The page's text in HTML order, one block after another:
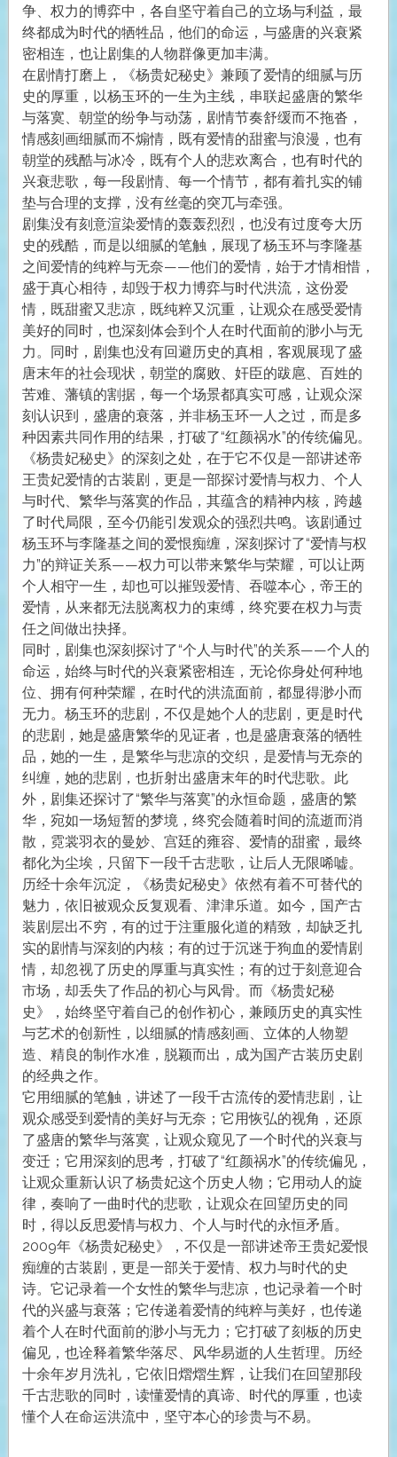
争、权力的博弈中，各自坚守着自己的立场与利益，最
终都成为时代的牺牲品，他们的命运，与盛唐的兴衰紧
密相连，也让剧集的人物群像更加丰满。
在剧情打磨上，《杨贵妃秘史》兼顾了爱情的细腻与历
史的厚重，以杨玉环的一生为主线，串联起盛唐的繁华
与落寞、朝堂的纷争与动荡，剧情节奏舒缓而不拖沓，
情感刻画细腻而不煽情，既有爱情的甜蜜与浪漫，也有
朝堂的残酷与冰冷，既有个人的悲欢离合，也有时代的
兴衰悲歌，每一段剧情、每一个情节，都有着扎实的铺
垫与合理的支撑，没有丝毫的突兀与牵强。
剧集没有刻意渲染爱情的轰轰烈烈，也没有过度夸大历
史的残酷，而是以细腻的笔触，展现了杨玉环与李隆基
之间爱情的纯粹与无奈——他们的爱情，始于才情相惜，
盛于真心相待，却毁于权力博弈与时代洪流，这份爱
情，既甜蜜又悲凉，既纯粹又沉重，让观众在感受爱情
美好的同时，也深刻体会到个人在时代面前的渺小与无
力。同时，剧集也没有回避历史的真相，客观展现了盛
唐末年的社会现状，朝堂的腐败、奸臣的跋扈、百姓的
苦难、藩镇的割据，每一个场景都真实可感，让观众深
刻认识到，盛唐的衰落，并非杨玉环一人之过，而是多
种因素共同作用的结果，打破了“红颜祸水”的传统偏见。
《杨贵妃秘史》的深刻之处，在于它不仅是一部讲述帝
王贵妃爱情的古装剧，更是一部探讨爱情与权力、个人
与时代、繁华与落寞的作品，其蕴含的精神内核，跨越
了时代局限，至今仍能引发观众的强烈共鸣。该剧通过
杨玉环与李隆基之间的爱恨痴缠，深刻探讨了“爱情与权
力”的辩证关系——权力可以带来繁华与荣耀，可以让两
个人相守一生，却也可以摧毁爱情、吞噬本心，帝王的
爱情，从来都无法脱离权力的束缚，终究要在权力与责
任之间做出抉择。
同时，剧集也深刻探讨了“个人与时代”的关系——个人的
命运，始终与时代的兴衰紧密相连，无论你身处何种地
位、拥有何种荣耀，在时代的洪流面前，都显得渺小而
无力。杨玉环的悲剧，不仅是她个人的悲剧，更是时代
的悲剧，她是盛唐繁华的见证者，也是盛唐衰落的牺牲
品，她的一生，是繁华与悲凉的交织，是爱情与无奈的
纠缠，她的悲剧，也折射出盛唐末年的时代悲歌。此
外，剧集还探讨了“繁华与落寞”的永恒命题，盛唐的繁
华，宛如一场短暂的梦境，终究会随着时间的流逝而消
散，霓裳羽衣的曼妙、宫廷的雍容、爱情的甜蜜，最终
都化为尘埃，只留下一段千古悲歌，让后人无限唏嘘。
历经十余年沉淀，《杨贵妃秘史》依然有着不可替代的
魅力，依旧被观众反复观看、津津乐道。如今，国产古
装剧层出不穷，有的过于注重服化道的精致，却缺乏扎
实的剧情与深刻的内核；有的过于沉迷于狗血的爱情剧
情，却忽视了历史的厚重与真实性；有的过于刻意迎合
市场，却丢失了作品的初心与风骨。而《杨贵妃秘
史》，始终坚守着自己的创作初心，兼顾历史的真实性
与艺术的创新性，以细腻的情感刻画、立体的人物塑
造、精良的制作水准，脱颖而出，成为国产古装历史剧
的经典之作。
它用细腻的笔触，讲述了一段千古流传的爱情悲剧，让
观众感受到爱情的美好与无奈；它用恢弘的视角，还原
了盛唐的繁华与落寞，让观众窥见了一个时代的兴衰与
变迁；它用深刻的思考，打破了“红颜祸水”的传统偏见，
让观众重新认识了杨贵妃这个历史人物；它用动人的旋
律，奏响了一曲时代的悲歌，让观众在回望历史的同
时，得以反思爱情与权力、个人与时代的永恒矛盾。
2009年《杨贵妃秘史》，不仅是一部讲述帝王贵妃爱恨
痴缠的古装剧，更是一部关于爱情、权力与时代的史
诗。它记录着一个女性的繁华与悲凉，也记录着一个时
代的兴盛与衰落；它传递着爱情的纯粹与美好，也传递
着个人在时代面前的渺小与无力；它打破了刻板的历史
偏见，也诠释着繁华落尽、风华易逝的人生哲理。历经
十余年岁月洗礼，它依旧熠熠生辉，让我们在回望那段
千古悲歌的同时，读懂爱情的真谛、时代的厚重，也读
懂个人在命运洪流中，坚守本心的珍贵与不易。